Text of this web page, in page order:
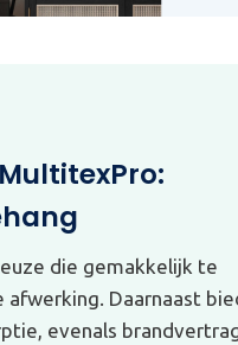
die gemakkelijk te
afwerking. Daarnaast
evenals